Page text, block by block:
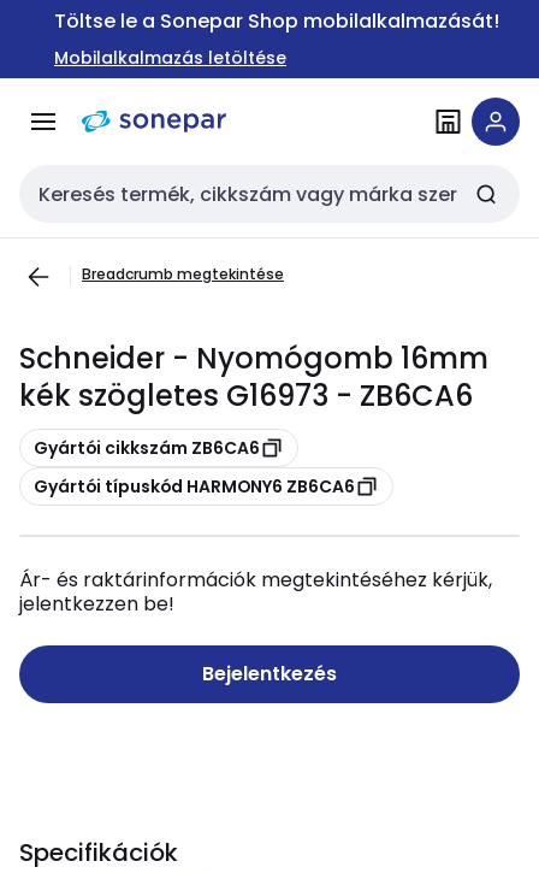
Ugrás a
Ugrás a
tartalomra
Töltse le a Sonepar Shop mobilalkalmazását!
Mobilalkalmazás letöltése
Keresési bemenet
Breadcrumb megtekintése
Schneider - Nyomógomb 16mm
kék szögletes G16973 - ZB6CA6
Másolás
Gyártói cikkszám ZB6CA6
Másolás
Gyártói típuskód HARMONY6 ZB6CA6
Ár- és raktárinformációk megtekintéséhez kérjük,
jelentkezzen be!
Bejelentkezés
Specifikációk